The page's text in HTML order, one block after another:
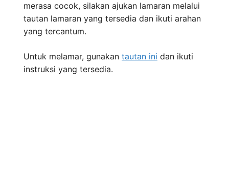
merasa cocok, silakan ajukan lamaran melalui
tautan lamaran yang tersedia dan ikuti arahan
yang tercantum.
Untuk melamar, gunakan tautan ini dan ikuti
instruksi yang tersedia.